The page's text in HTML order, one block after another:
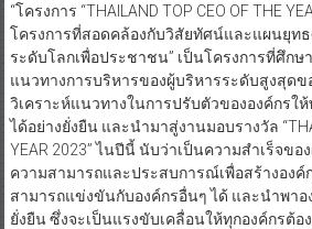
“โครงการ “THAILAND TOP CEO OF THE
โครงการที่สอดคล้องกับวิสัยทัศน์และแผนยุท
ระดับโลกเพื่อประชาชน” เป็นโครงการที่ศึก
แนวทางการบริหารของผู้บริหารระดับสูงสุดข
วิเคราะห์แนวทางในการปรับตัวขององค์กรใ
ได้อย่างยั่งยืน และนำมาสู่งานมอบรางวัล
YEAR 2023” ไนปีนี้ นับว่าเป็นความสำเร็จข
ความสามารถและประสบการณ์เพื่อสร้างองค์
สามารถแข่งขันกับองค์กรอื่นๆ ได้ และนำพา
ยั่งยืน ซึ่งจะเป็นแรงขับเคลื่อนให้ทุกองค์กรต้อ